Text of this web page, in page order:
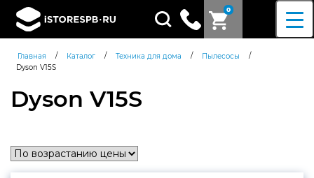
0
Поиск
товаров
Главная / Каталог / Техника для дома / Пылесосы
/
Dyson V15S
Dyson V15S